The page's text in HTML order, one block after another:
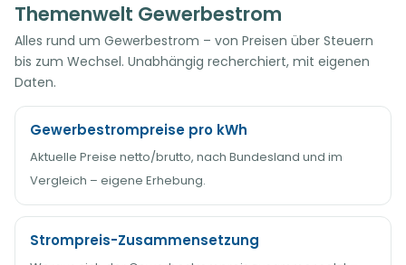
Themenwelt Gewerbestrom
Alles rund um Gewerbestrom – von Preisen über Steuern
bis zum Wechsel. Unabhängig recherchiert, mit eigenen
Daten.
Gewerbestrompreise pro kWh
Aktuelle Preise netto/brutto, nach Bundesland und im
Vergleich – eigene Erhebung.
Strompreis-Zusammensetzung